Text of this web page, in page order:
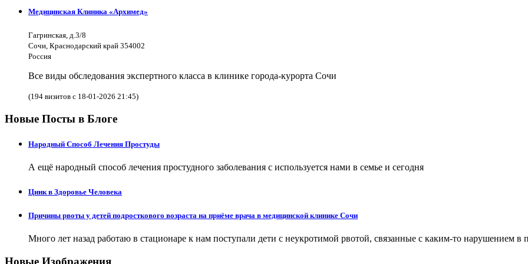
Медицинская Клиника «Архимед»
Гагринская, д.3/8
Сочи, Краснодарский край 354002
Россия
Все виды обследования экспертного класса в клинике города-курорта Сочи
(194 визитов с 18-01-2026 21:45)
Новые Посты в Блоге
Народный Способ Лечения Простуды
А ещё народный способ лечения простудного заболевания с используется нами в семье и сегодня
Цинк в Здоровье Человека
Причины рвоты у детей подросткового возраста на приёме врача в медицинской клинике Сочи
Много лет назад работаю в стационаре к нам поступали дети с неукротимой рвотой, связанные с каким-то нарушением в
Новые Изображения